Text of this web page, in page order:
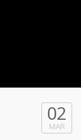
02
MAR